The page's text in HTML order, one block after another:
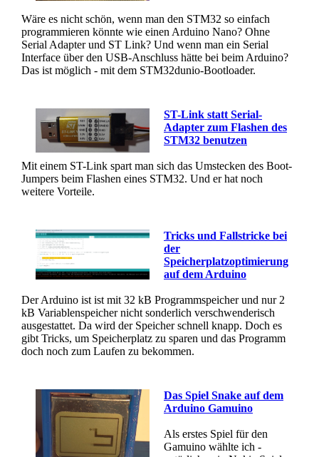
Wäre es nicht schön, wenn man den STM32 so einfach
programmieren könnte wie einen Arduino Nano? Ohne
Serial Adapter und ST Link? Und wenn man ein Serial
Interface über den USB-Anschluss hätte bei beim Arduino?
Das ist möglich - mit dem STM32dunio-Bootloader.
ST-Link statt Serial-
Adapter zum Flashen des
STM32 benutzen
Mit einem ST-Link spart man sich das Umstecken des Boot-
Jumpers beim Flashen eines STM32. Und er hat noch
weitere Vorteile.
Tricks und Fallstricke bei
der
Speicherplatzoptimierung
auf dem Arduino
Der Arduino ist ist mit 32 kB Programmspeicher und nur 2
kB Variablenspeicher nicht sonderlich verschwenderisch
ausgestattet. Da wird der Speicher schnell knapp. Doch es
gibt Tricks, um Speicherplatz zu sparen und das Programm
doch noch zum Laufen zu bekommen.
Das Spiel Snake auf dem
Arduino Gamuino
Als erstes Spiel für den
Gamuino wählte ich -